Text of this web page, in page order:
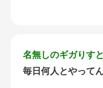
名無しのギガりすと
毎日何人とやって